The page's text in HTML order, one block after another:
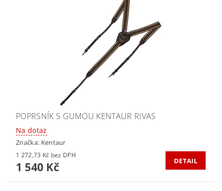
POPRSNÍK S GUMOU KENTAUR RIVAS
Na dotaz
Značka: Kentaur
1 272,73 Kč bez DPH
1 540 Kč DETAIL